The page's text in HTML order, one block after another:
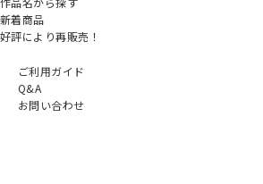
新着商品
好評により再販売！
ご利用ガイド
Q&A
お問い合わせ